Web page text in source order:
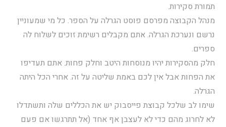
תמורת סקירות.
מנהל הקבוצה מפרסם פוסט הגרלה על הספר. כל מי שמעוניין
נרשם ונערכת הגרלה. אתם מקבלים רשימת זוכים לשלוח לה
ספרים.
חלק מהסקירות יהיו מנוסחות היטב וחלק פחות. אתם תעדיפו
את הפחות אבל אין לכם באמת שליטה על זה. אחרי הכל היתה
הגרלה.
שימו לב שלכל קבוצת פייסבוק יש את הכללים שלה ותשתדלו
לא לחרוג מהם כדי לא לעצבן אף אחד (אל תתרגשו אם פעם